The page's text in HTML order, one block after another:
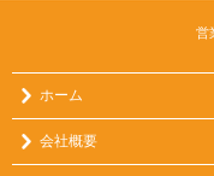
営
ホーム
会社概要